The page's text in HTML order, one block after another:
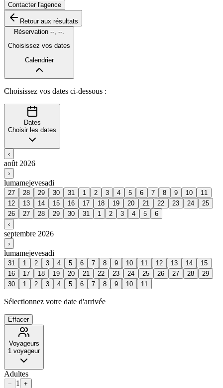
Contacter l'agence
Retour aux résultats
Réservation -- --
Choisissez vos dates
Calendrier
Choisissez vos dates ci-dessous :
Dates
Choisir les dates
‹
août 2026
›
lumamejevesadi
27 28 29 30 31 1 2 3 4 5 6 7 8 9 10
11
12
13 14 15 16 17 18 19 20 21 22 23 24
25
26
27 28 29 30 31 1 2 3 4 5
6
‹
septembre 2026
›
lumamejevesadi
31 1 2 3 4 5 6 7 8 9 10 11 12 13 14
15
16
17 18 19 20 21 22 23 24 25 26 27 28
29
30
1 2 3 4 5 6 7 8 9 10 11
Sélectionnez votre date d'arrivée
Effacer
Voyageurs
1 voyageur
Adultes
− 1 +